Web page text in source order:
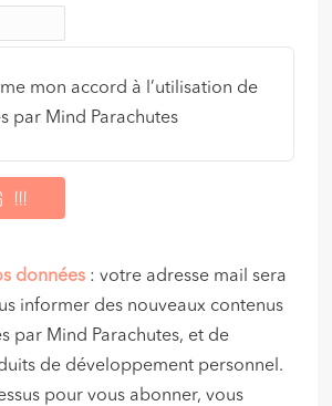
mon accord à l’utilisation de
par Mind Parachutes
données : votre adresse mail sera
informer des nouveaux contenus
par Mind Parachutes, et de
de développement personnel.
pour vous abonner, vous